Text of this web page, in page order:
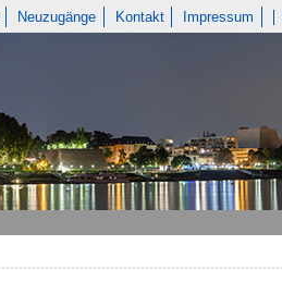
Neuzugänge Kontakt Impressum